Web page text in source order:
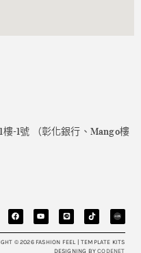
-1號 （彰化銀行、Mango樓
© 2026 FASHION FEEL | TEMPLATE KITS
DESIGNING BYCODENET​